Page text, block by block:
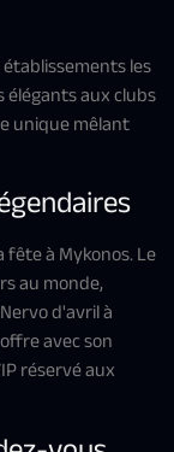
les
élégants aux clubs
unique mêlant
fête à Mykonos. Le
au monde,
d'avril à
avec son
réservé aux